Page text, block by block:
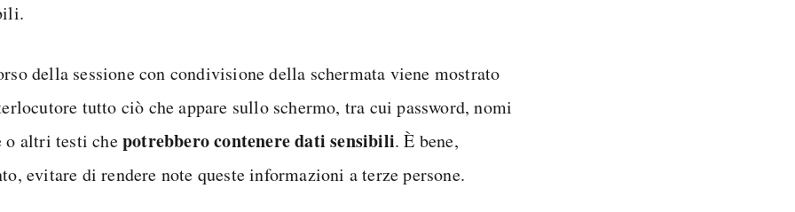
della sessione con condivisione della schermata viene mostrato
tutto ciò che appare sullo schermo, tra cui password, nomi
o altri testi chepotrebbero contenere dati sensibili. È bene,
evitare di rendere note queste informazioni a terze persone.